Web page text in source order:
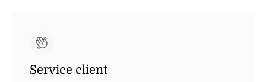
Service client